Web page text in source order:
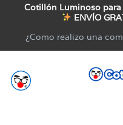
Cotillón Luminoso
ENVÍO
¿Como realizo una